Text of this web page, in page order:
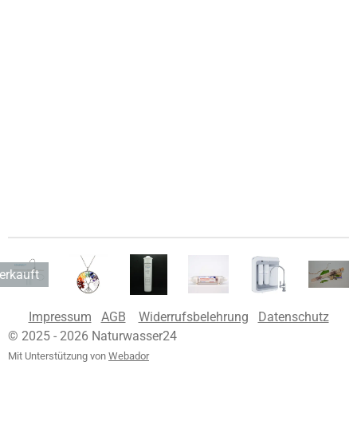
Impressum AGB Widerrufsbelehrung
Datenschutz
© 2025 - 2026 Naturwasser24
Mit Unterstützung von Webador